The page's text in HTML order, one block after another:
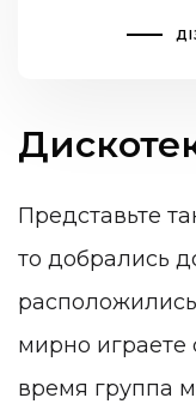
Представьте
то добрались
мирно играете
время группа